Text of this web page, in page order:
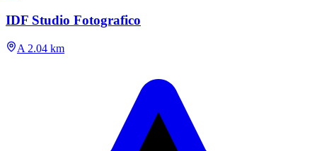
IDF Studio Fotografico
A 2.04 km